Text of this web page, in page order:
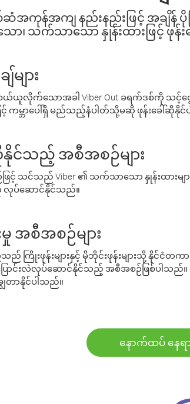
အကုန်အကျ နည်းနည်းဖြင့် အချိန်
ော၊ သက်သာသော နှုန်းထားဖြင့် ဖု
ျား
ယူလိုက်သောအခါ Viber Out ခရက်ဒစ်ကို သ
င့် ကမ္ဘာပေါ်ရှိ မည်သည့်နံပါတ်သို့မဆို ဖုန်းခေါ်ဆိုနို
နိုင်သည့် အစီအစဉ်များ
ဖြင့် သင်သည် Viber ၏ သက်သာသော နှုန်းထားမ
လုပ်ဆောင်နိုင်သည်။
အစီအစဉ်များ
ကြိုးဖုန်းများနှင့် မိုဘိုင်းဖုန်းများသို့ နိုင်ငံ
ာင်းလဲလုပ်ဆောင်နိုင်သည့် အစီအစဉ်ဖြစ်ပါသည်။
ေတာနိုင်ပါသည်။
နောက်ထပ် နေရ